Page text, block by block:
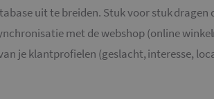
uit te breiden. Stuk voor stuk dragen
met de webshop (online
je klantprofielen (geslacht, interesse,